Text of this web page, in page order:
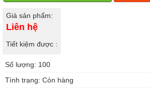
Giá sản phẩm:
Liên hệ
Tiết kiệm được :
Số lượng: 100
Tình trạng: Còn hàng